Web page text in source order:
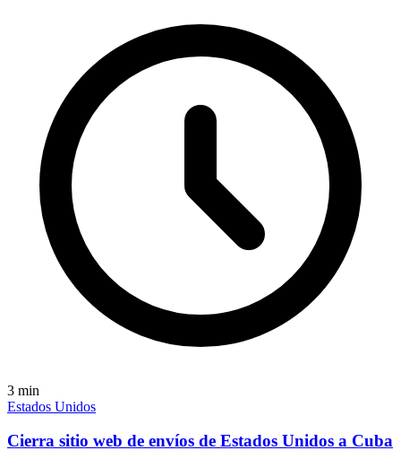
3 min
Estados Unidos
Cierra sitio web de envíos de Estados Unidos a Cuba